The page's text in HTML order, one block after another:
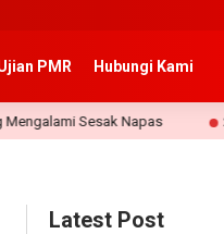
PMR Hubungi Kami
Sesak Napas 2 day ago
Latest Post